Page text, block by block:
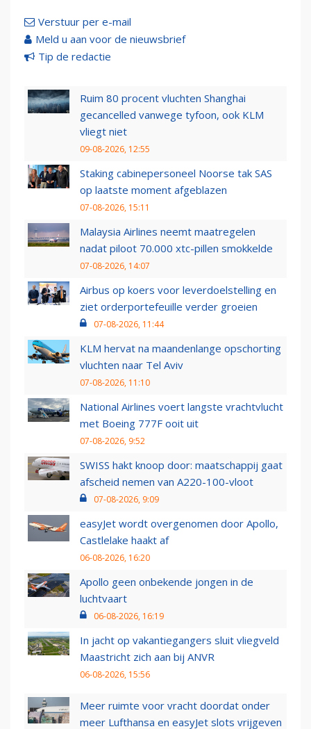
Verstuur per e-mail
Meld u aan voor de nieuwsbrief
Tip de redactie
Ruim 80 procent vluchten Shanghai
gecancelled vanwege tyfoon, ook KLM
vliegt niet
09-08-2026, 12:55
Staking cabinepersoneel Noorse tak SAS
op laatste moment afgeblazen
07-08-2026, 15:11
Malaysia Airlines neemt maatregelen
nadat piloot 70.000 xtc-pillen smokkelde
07-08-2026, 14:07
Airbus op koers voor leverdoelstelling en
ziet orderportefeuille verder groeien
07-08-2026, 11:44
KLM hervat na maandenlange opschorting
vluchten naar Tel Aviv
07-08-2026, 11:10
National Airlines voert langste vrachtvlucht
met Boeing 777F ooit uit
07-08-2026, 9:52
SWISS hakt knoop door: maatschappij gaat
afscheid nemen van A220-100-vloot
07-08-2026, 9:09
easyJet wordt overgenomen door Apollo,
Castlelake haakt af
06-08-2026, 16:20
Apollo geen onbekende jongen in de
luchtvaart
06-08-2026, 16:19
In jacht op vakantiegangers sluit vliegveld
Maastricht zich aan bij ANVR
06-08-2026, 15:56
Meer ruimte voor vracht doordat onder
meer Lufthansa en easyJet slots vrijgeven